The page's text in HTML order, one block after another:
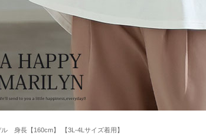
ル 身長【160cm】 【3L-4Lサイズ着用】